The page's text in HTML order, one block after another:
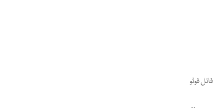
فائل فوٹو